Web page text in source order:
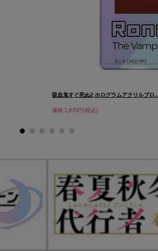
吸血鬼すぐ死ぬ2 ホログラムアクリルブロ
価格:1,870円(税込)